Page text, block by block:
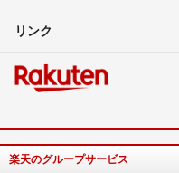
リンク
楽天のグループサービス